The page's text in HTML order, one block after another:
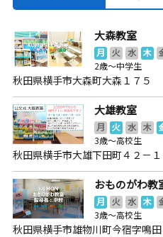
大森教室
月 火 水 木
2歳～中学生
秋田県横手市大森町大森１７５
大雄教室
月 火 水 木
3歳～高校生
秋田県横手市大雄下田町４２－１
おものがわ教
月 火 水 木
3歳～高校生
秋田県横手市雄物川町今宿字鳴田